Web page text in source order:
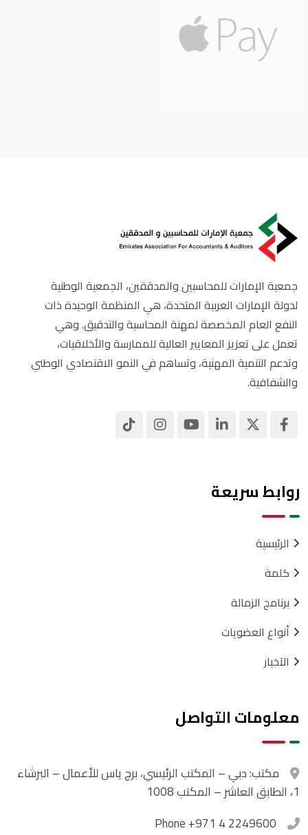
جمعية الإمارات للمحاسبين والمدققين، الجمعية الوطنية
لدولة الإمارات العربية المتحدة، هي المنظمة الوحيدة ذات
النفع العام المخصصة لمهنة المحاسبة والتدقيق. وهي
تعمل على تعزيز المعايير العالية للممارسة والأخلاقيات،
وتدعم التنمية المهنية، وتساهم في النمو الاقتصادي الوطني
والشفافية.
روابط سريعة
الرئيسية
كلمة
برنامج الزمالة
أنواع العضويات
الآخبار
معلومات التواصل
مكتب:دبي – المكتب الرئيسي، برج ياس للأعمال – البرشاء
1، الطابق العاشر – المكتب 1008
Phone+971 4 2249600